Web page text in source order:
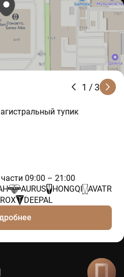
1 / 3
тупик
09:00 – 21:00
AURUS HONGQI
AVATR
ROX
DEEPAL